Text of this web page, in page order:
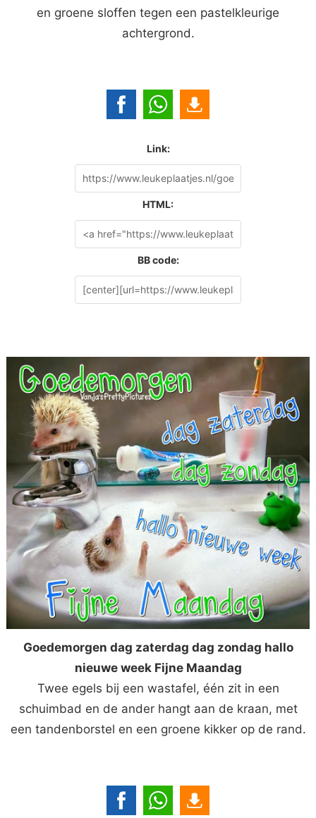
en groene sloffen tegen een pastelkleurige
achtergrond.
Link:
HTML:
BB code:
Goedemorgen dag zaterdag dag zondag hallo
nieuwe week Fijne Maandag
Twee egels bij een wastafel, één zit in een
schuimbad en de ander hangt aan de kraan, met
een tandenborstel en een groene kikker op de rand.